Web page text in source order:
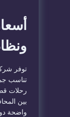
توفر
تناسب
رحلات
بين
واضحة